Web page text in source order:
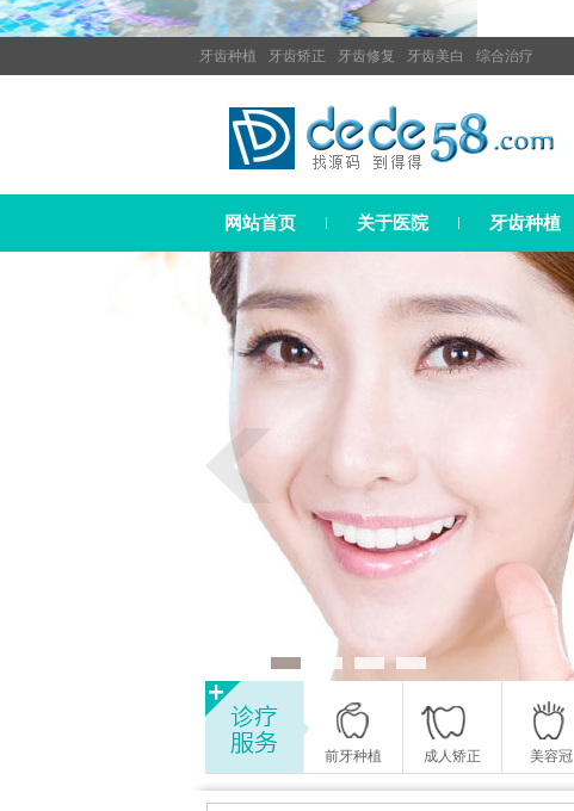
牙齿种植 牙齿矫正 牙齿修复 牙齿美白 综合治疗
网站首页 关于医院 牙齿种植
前牙种植 成人矫正 美容冠